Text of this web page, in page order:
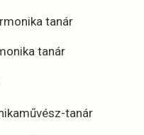
tanár
tanár
tanár